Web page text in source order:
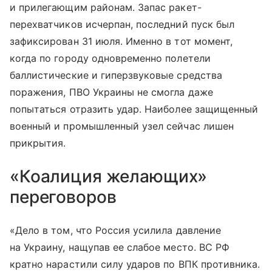
и прилегающим районам. Запас ракет-
перехватчиков исчерпан, последний пуск был
зафиксирован 31 июля. Именно в тот момент,
когда по городу одновременно полетели
баллистические и гиперзвуковые средства
поражения, ПВО Украины не смогла даже
попытаться отразить удар. Наиболее защищенный
военный и промышленный узел сейчас лишен
прикрытия.
«Коалиция желающих»
переговоров
«Дело в том, что Россия усилила давление
на Украину, нащупав ее слабое место. ВС РФ
кратно нарастили силу ударов по ВПК противника.